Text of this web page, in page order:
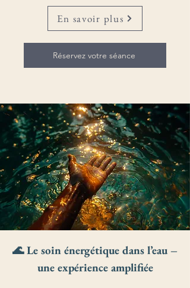
En savoir plus
Réservez votre séance
🌊 Le soin énergétique dans l’eau –
une expérience amplifiée